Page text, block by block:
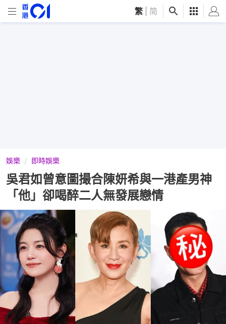
繁 简
娛樂 即時娛樂
吳君如曾意圖撮合陳妍希與一港產男神
「他」卻喝醉二人無發展戀情